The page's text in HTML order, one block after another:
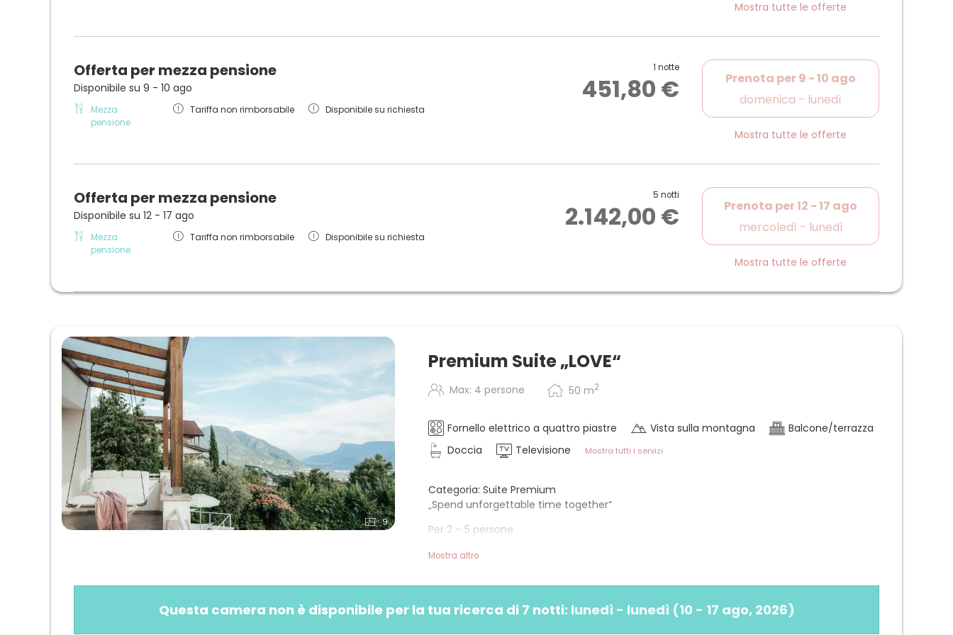
Mostra tutte le offerte
Offerta per mezza pensione
Disponibile su 9 - 10 ago
Mezza
pensione
Tariffa non rimborsabile Disponibile su richiesta
1 notte
451,80 € Prenota per9 - 10 ago
domenica - lunedì
Mostra tutte le offerte
Offerta per mezza pensione
Disponibile su 12 - 17 ago
Mezza
pensione
Tariffa non rimborsabile Disponibile su richiesta
5 notti
2.142,00 € Prenota per12 - 17 ago
mercoledì - lunedì
Mostra tutte le offerte
9
Premium Suite „LOVE“
Max: 4 persone 50 m2
Fornello elettrico a quattro piastre Vista sulla montagna
Balcone/terrazza
Doccia
Televisione Mostra tutti i servizi
Categoria: Suite Premium
„Spend unforgettable time together“
Per 2 – 5 persone
+ Ampio soggiorno separato con tavolo da pranzo e divano (estraibile), rivolto a sud
Mostra altro
Questa camera non è disponibile per la tua ricerca di 7 notti: lunedì - lunedì (10 - 17 ago, 2026)